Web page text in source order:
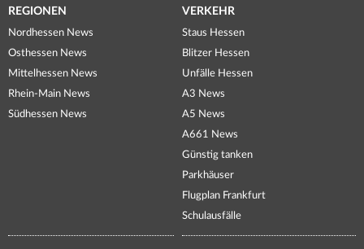
REGIONEN
Nordhessen News
Osthessen News
Mittelhessen News
Rhein-Main News
Südhessen News
VERKEHR
Staus Hessen
Blitzer Hessen
Unfälle Hessen
A3 News
A5 News
A661 News
Günstig tanken
Parkhäuser
Flugplan Frankfurt
Schulausfälle